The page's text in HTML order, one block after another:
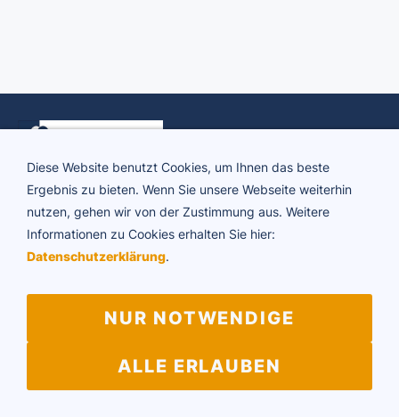
ADTV Tanzschule Brigitte Rühl
Friedrichstraße 34 | 73430 Aalen
E-Mail:info@tanzschule-ruehl.de
Datenschutz Vertragskündigung
Diese Website benutzt Cookies, um Ihnen das beste
Ergebnis zu bieten. Wenn Sie unsere Webseite weiterhin
nutzen, gehen wir von der Zustimmung aus. Weitere
Informationen zu Cookies erhalten Sie hier:
Datenschutzerklärung.
NUR NOTWENDIGE
ALLE ERLAUBEN